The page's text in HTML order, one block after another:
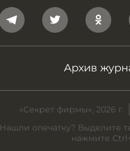
Архив
«Секрет фирмы», 2026 г.
Нашли опечатку? Выделите
нажмите